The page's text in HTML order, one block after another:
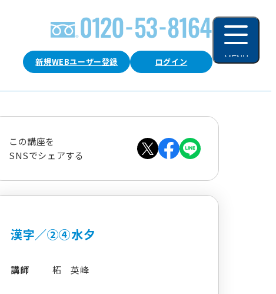
新規WEBユーザー登録 ログイン MENU
この講座を
SNSでシェアする
漢字／②④水夕
講師 柘 英峰